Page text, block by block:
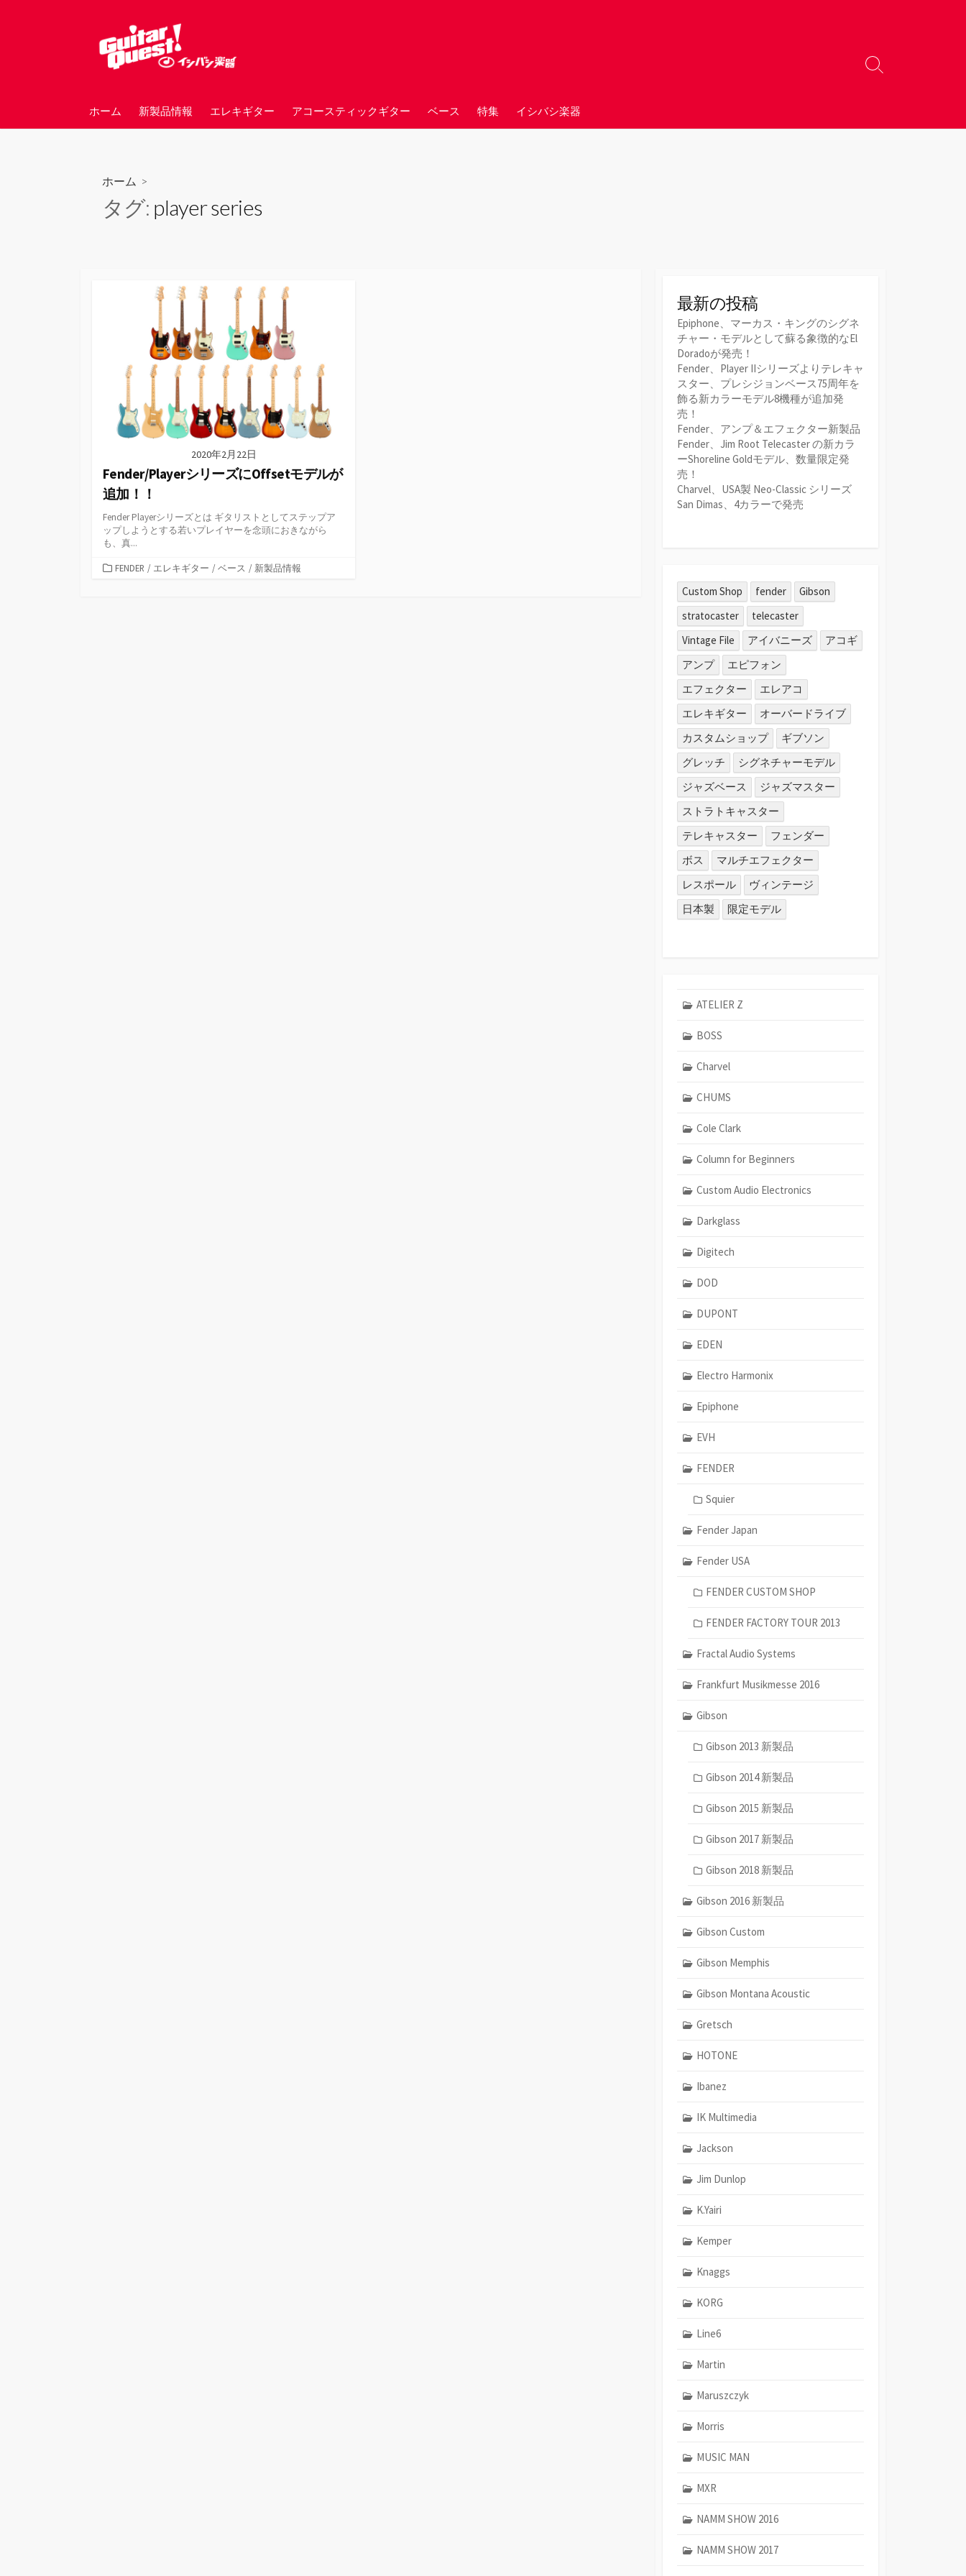
ホーム 新製品情報 エレキギター アコースティックギター ベース 特集 イシバシ楽器
検
替
ホーム >
タグ: player series
2020年2月22日
Fender/PlayerシリーズにOffsetモデルが
追加！！
Fender Playerシリーズとは ギタリストとしてステップア
ップしようとする若いプレイヤーを念頭におきながら
も、真...
カFENDER / エレキギター / ベース / 新製品情報
最新の投稿
Epiphone、マーカス・キングのシグネ
チャー・モデルとして蘇る象徴的なEl
Doradoが発売！
Fender、Player IIシリーズよりテレキャ
スター、プレシジョンベース75周年を
飾る新カラーモデル8機種が追加発
売！
Fender、アンプ＆エフェクター新製品
Fender、Jim Root Telecaster の新カラ
ーShoreline Goldモデル、数量限定発
売！
Charvel、USA製 Neo-Classic シリーズ
San Dimas、4カラーで発売
Custom Shop fender
Gibson
stratocaster
telecaster
Vintage File
アイバニーズ
アコギ
アンプ
エピフォン
エフェクター
エレアコ
エレキギター
オーバードライブ
カスタムショップ
ギブソン
グレッチ
シグネチャーモデル
ジャズベース
ジャズマスター
ストラトキャスター
テレキャスター
フェンダー
ボス
マルチエフェクター
レスポール
ヴィンテージ
日本製
限定モデル
ATELIER Z
BOSS
Charvel
CHUMS
Cole Clark
Column for Beginners
Custom Audio Electronics
Darkglass
Digitech
DOD
DUPONT
EDEN
Electro Harmonix
Epiphone
EVH
FENDER
Squier
Fender Japan
Fender USA
FENDER CUSTOM SHOP
FENDER FACTORY TOUR 2013
Fractal Audio Systems
Frankfurt Musikmesse 2016
Gibson
Gibson 2013 新製品
Gibson 2014 新製品
Gibson 2015 新製品
Gibson 2017 新製品
Gibson 2018 新製品
Gibson 2016 新製品
Gibson Custom
Gibson Memphis
Gibson Montana Acoustic
Gretsch
HOTONE
Ibanez
IK Multimedia
Jackson
Jim Dunlop
K.Yairi
Kemper
Knaggs
KORG
Line6
Martin
Maruszczyk
Morris
MUSIC MAN
MXR
NAMM SHOW 2016
NAMM SHOW 2017